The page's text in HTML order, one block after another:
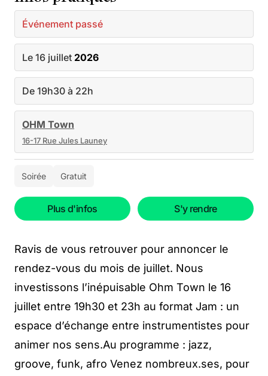
Événement passé
Le 16 juillet 2026
De 19h30 à 22h
OHM Town
16-17 Rue Jules Launey
Soirée Gratuit
Plus d'infos S'y rendre
Ravis de vous retrouver pour annoncer le
rendez-vous du mois de juillet. Nous
investissons l’inépuisable Ohm Town le 16
juillet entre 19h30 et 23h au format Jam : un
espace d’échange entre instrumentistes pour
animer nos sens.Au programme : jazz,
groove, funk, afro Venez nombreux.ses, pour